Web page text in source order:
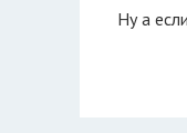
Ну а